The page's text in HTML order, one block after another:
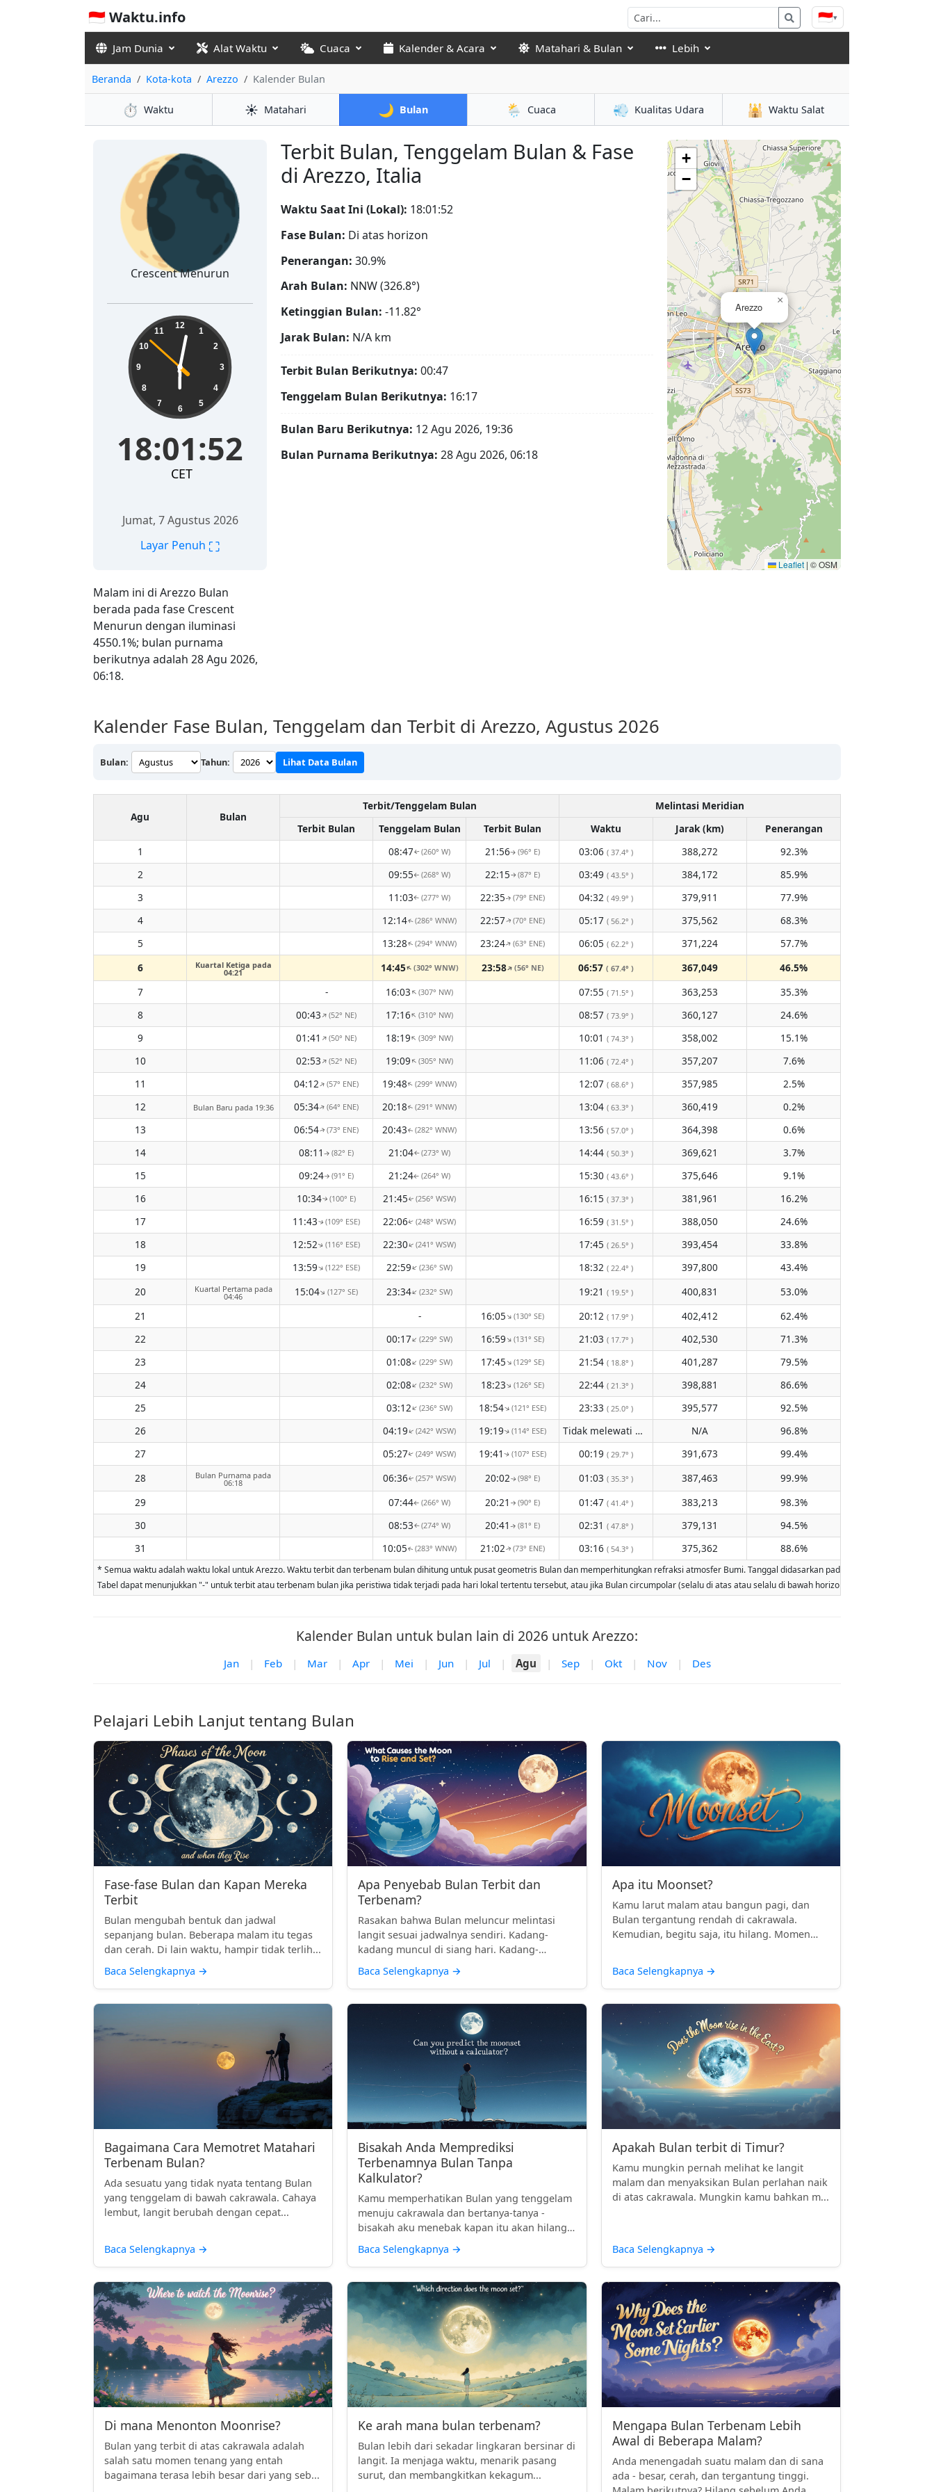
🇮🇩 Waktu.info 🇮🇩▾
Jam Dunia Alat Waktu Cuaca Kalender & Acara Matahari & Bulan Lebih
Beranda Kota-kota Arezzo Kalender Bulan
⏱️ Waktu ☀️ Matahari 🌙 Bulan 🌦️ Cuaca 💨 Kualitas Udara 🕌 Waktu Salat
Terbit Bulan, Tenggelam Bulan & Fase
di Arezzo, Italia
Malam ini di Arezzo Bulan
berada pada fase Crescent
Menurun dengan iluminasi
4550.1%; bulan purnama
berikutnya adalah 28 Agu 2026,
06:18.
🌘
Crescent Menurun
18:01:54 12
1
2
3
4
5
6
7
8
9
10
11
18:01:54
CET
Jumat, 7 Agustus 2026
Layar Penuh ⛶
Waktu Saat Ini (Lokal): 18:01:54
Fase Bulan: Di atas horizon
Penerangan: 30.9%
Arah Bulan: NNW (326.8°)
Ketinggian Bulan: -11.82°
Jarak Bulan: N/A km
Terbit Bulan Berikutnya: 00:47
Tenggelam Bulan Berikutnya: 16:17
Bulan Baru Berikutnya: 12 Agu 2026, 19:36
Bulan Purnama Berikutnya: 28 Agu 2026, 06:18
Arezzo
×
+
−
Leaflet | © OSM
Kalender Fase Bulan, Tenggelam dan Terbit di Arezzo, Agustus 2026
Bulan: Tahun: Lihat Data Bulan
Agu Bulan
Terbit/Tenggelam Bulan
Melintasi Meridian
Terbit Bulan
Tenggelam Bulan Terbit Bulan Waktu Jarak (km)
Penerangan
1
08:47↑(260° W) 21:56↑(96° E) 03:06 ( 37.4° ) 388,272
92.3%
2
09:55↑(268° W) 22:15↑(87° E) 03:49 ( 43.5° ) 384,172
85.9%
3
11:03↑(277° W) 22:35↑(79° ENE) 04:32 ( 49.9° ) 379,911
77.9%
4
12:14↑(286° WNW) 22:57↑(70° ENE) 05:17 ( 56.2° ) 375,562
68.3%
5
13:28↑(294° WNW) 23:24↑(63° ENE) 06:05 ( 62.2° ) 371,224
57.7%
6
Kuartal Ketiga pada
04:21 14:45↑(302° WNW) 23:58↑(56° NE) 06:57 ( 67.4° ) 367,049
46.5%
7
- 16:03↑(307° NW) 07:55 ( 71.5° ) 363,253
35.3%
8
00:43↑(52° NE) 17:16↑(310° NW) 08:57 ( 73.9° ) 360,127
24.6%
9
01:41↑(50° NE) 18:19↑(309° NW) 10:01 ( 74.3° ) 358,002
15.1%
10
02:53↑(52° NE) 19:09↑(305° NW) 11:06 ( 72.4° ) 357,207
7.6%
11
04:12↑(57° ENE) 19:48↑(299° WNW) 12:07 ( 68.6° ) 357,985
2.5%
12
Bulan Baru pada 19:36 05:34↑(64° ENE) 20:18↑(291° WNW) 13:04 ( 63.3° ) 360,419
0.2%
13
06:54↑(73° ENE) 20:43↑(282° WNW) 13:56 ( 57.0° ) 364,398
0.6%
14
08:11 ↑(82° E) 21:04↑(273° W) 14:44 ( 50.3° ) 369,621
3.7%
15
09:24↑(91° E) 21:24↑(264° W) 15:30 ( 43.6° ) 375,646
9.1%
16
10:34↑(100° E) 21:45↑(256° WSW) 16:15 ( 37.3° ) 381,961
16.2%
17
11:43↑(109° ESE) 22:06↑(248° WSW) 16:59 ( 31.5° ) 388,050
24.6%
18
12:52↑(116° ESE) 22:30↑(241° WSW) 17:45 ( 26.5° ) 393,454
33.8%
19
13:59↑(122° ESE) 22:59↑(236° SW) 18:32 ( 22.4° ) 397,800
43.4%
20
Kuartal Pertama pada
04:46 15:04↑(127° SE) 23:34↑(232° SW) 19:21 ( 19.5° ) 400,831
53.0%
21
- 16:05↑(130° SE) 20:12 ( 17.9° ) 402,412
62.4%
22
00:17↑(229° SW) 16:59↑(131° SE) 21:03 ( 17.7° ) 402,530
71.3%
23
01:08↑(229° SW) 17:45↑(129° SE) 21:54 ( 18.8° ) 401,287
79.5%
24
02:08↑(232° SW) 18:23↑(126° SE) 22:44 ( 21.3° ) 398,881
86.6%
25
03:12↑(236° SW) 18:54↑(121° ESE) 23:33 ( 25.0° ) 395,577
92.5%
26
04:19↑(242° WSW) 19:19↑(114° ESE) Tidak melewati meridian ( N/A )N/A
96.8%
27
05:27↑(249° WSW) 19:41 ↑(107° ESE) 00:19 ( 29.7° ) 391,673
99.4%
28
Bulan Purnama pada
06:18 06:36↑(257° WSW) 20:02↑(98° E) 01:03 ( 35.3° ) 387,463
99.9%
29
07:44↑(266° W) 20:21 ↑ (90° E) 01:47 ( 41.4° ) 383,213
98.3%
30
08:53↑(274° W) 20:41 ↑(81° E) 02:31 ( 47.8° ) 379,131
94.5%
31
10:05↑(283° WNW) 21:02↑(73° ENE) 03:16 ( 54.3° ) 375,362 88.6%
* Semua waktu adalah waktu lokal untuk Arezzo. Waktu terbit dan terbenam bulan dihitung untuk pusat geometris Bulan dan memperhitungkan refraksi atmosfer Bumi. Tanggal didasarkan pada kalender
Tabel dapat menunjukkan "-" untuk terbit atau terbenam bulan jika peristiwa tidak terjadi pada hari lokal tertentu tersebut, atau jika Bulan circumpolar (selalu di atas atau selalu di bawah horizon). Dua terbit atau
Kalender Bulan untuk bulan lain di 2026 untuk Arezzo:
Jan | Feb | Mar | Apr | Mei | Jun | Jul | Agu | Sep | Okt | Nov | Des
Pelajari Lebih Lanjut tentang Bulan
Fase-fase Bulan dan Kapan Mereka
Terbit
Bulan mengubah bentuk dan jadwal
sepanjang bulan. Beberapa malam itu tegas
dan cerah. Di lain waktu, hampir tidak terlih...
Baca Selengkapnya →
Apa Penyebab Bulan Terbit dan
Terbenam?
Rasakan bahwa Bulan meluncur melintasi
langit sesuai jadwalnya sendiri. Kadang-
kadang muncul di siang hari. Kadang-
kadan...
Baca Selengkapnya →
Apa itu Moonset?
Kamu larut malam atau bangun pagi, dan
Bulan tergantung rendah di cakrawala.
Kemudian, begitu saja, itu hilang. Momen
Baca Selengkapnya →
Bagaimana Cara Memotret Matahari
Terbenam Bulan?
Ada sesuatu yang tidak nyata tentang Bulan
yang tenggelam di bawah cakrawala. Cahaya
lembut, langit berubah dengan cepat...
Baca Selengkapnya →
Bisakah Anda Memprediksi
Terbenamnya Bulan Tanpa
Kalkulator?
Kamu memperhatikan Bulan yang tenggelam
menuju cakrawala dan bertanya-tanya -
bisakah aku menebak kapan itu akan hilang
Baca Selengkapnya →
Apakah Bulan terbit di Timur?
Kamu mungkin pernah melihat ke langit
malam dan menyaksikan Bulan perlahan naik
di atas cakrawala. Mungkin kamu bahkan m...
Baca Selengkapnya →
Di mana Menonton Moonrise?
Bulan yang terbit di atas cakrawala adalah
salah satu momen tenang yang entah
bagaimana terasa lebih besar dari yang seb...
Ke arah mana bulan terbenam?
Bulan lebih dari sekadar lingkaran bersinar di
langit. Ia menjaga waktu, menarik pasang
surut, dan membangkitkan kekagum...
Mengapa Bulan Terbenam Lebih
Awal di Beberapa Malam?
Anda menengadah suatu malam dan di sana
ada - besar, cerah, dan tergantung tinggi.